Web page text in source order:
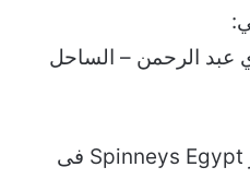
عبد الرحمن – الساحل
عناوين فروع سبينيس مصر Spinneys Egypt فى